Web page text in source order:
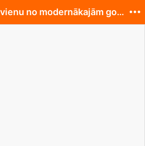
“Krasti” atklāj vienu no modernākajām govju kūtīm